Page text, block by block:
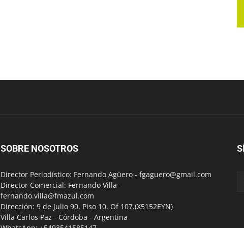
SOBRE NOSOTROS
Director Periodístico: Fernando Agüero - fgaguero@gmail.com
Director Comercial: Fernando Villa -
fernando.villa@fmazul.com
Dirección: 9 de Julio 90. Piso 10. Of 107.(X5152EYN)
Villa Carlos Paz - Córdoba - Argentina